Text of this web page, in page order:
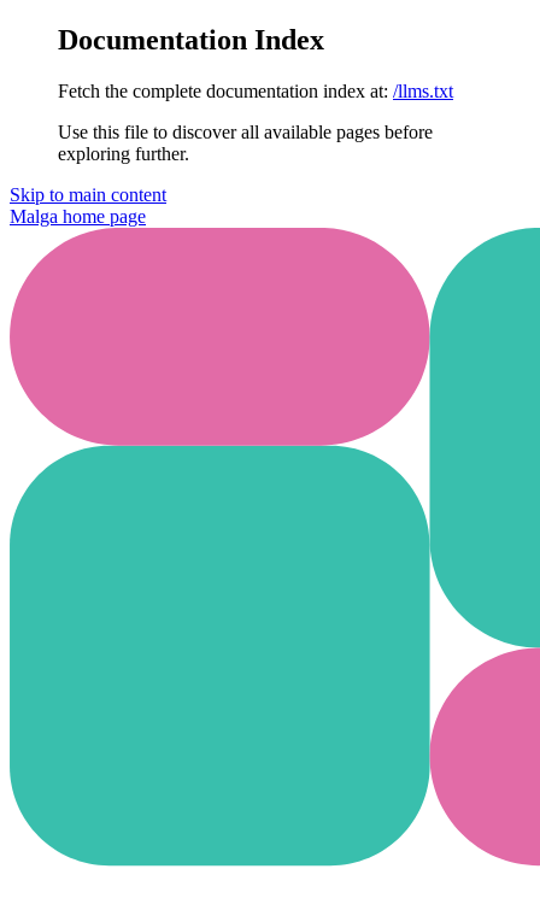
Documentation Index
Fetch the complete documentation index at: /llms.txt
Use this file to discover all available pages before
exploring further.
Skip to main content
Malga home page